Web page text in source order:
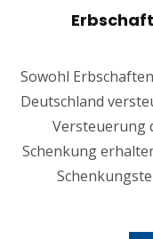
Sowohl
Deutschland
Versteuerung
Schenkung